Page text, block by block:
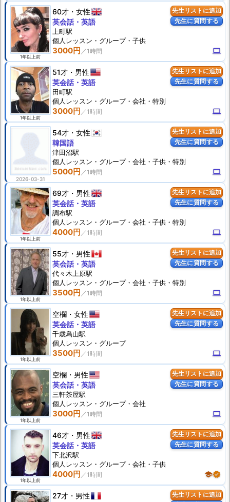
先生リストに追加
先生に質問する
1年以上前
60才 女性
3000円 computer
英会話・英語
上町駅
個人 レッスン ・グループ・子供
先生リストに追加
先生に質問する
1年以上前
51才 男性
3000円 computer
英会話・英語
田町駅
個人 レッスン ・グループ・会社・特別
先生リストに追加
先生に質問する
2026-03-31
54才 女性
5000円 computer
韓国語
津田沼駅
個人 レッスン ・グループ・会社・子供・特別
先生リストに追加
先生に質問する
1年以上前
69才 男性
4000円 computer
英会話・英語
調布駅
個人 レッスン ・グループ・会社・子供・特別
先生リストに追加
先生に質問する
1年以上前
55才 男性
3500円 computer
英会話・英語
代々木上原駅
個人 レッスン ・グループ・会社・子供・特別
先生リストに追加
先生に質問する
1年以上前
空欄 女性
3500円 computer
英会話・英語
千歳烏山駅
個人 レッスン ・グループ
先生リストに追加
先生に質問する
1年以上前
空欄 男性
3000円 computer
英会話・英語
三軒茶屋駅
個人 レッスン ・グループ・会社
先生リストに追加
先生に質問する
1年以上前
46才 男性
4000円 schoolverified
英会話・英語
下北沢駅
個人 レッスン ・グループ・会社・子供
先生リストに追加
27才
男性